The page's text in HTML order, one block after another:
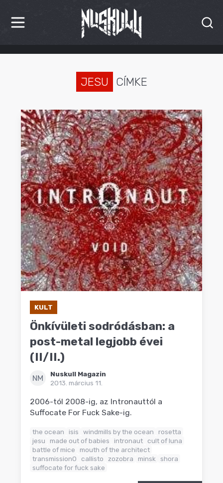
HÍREK
INTERJÚK
PREMIEREK
KULT
MÁSVILÁG
BLOG
JESU CÍMKE
KULT
Önkívületi sodródásban: a
post-metal legjobb évei
(II/II.)
NM
Nuskull Magazin
2013. március 11.
2006-tól 2008-ig, az Intronauttól a
Suffocate For Fuck Sake-ig.
the ocean isis windmills by the ocean
rosetta
jesu
made out of babies intronaut cult of luna
battle of mice
mouth of the architect
transmission0
callisto zozobra minsk
shora
suffocate for fuck sake